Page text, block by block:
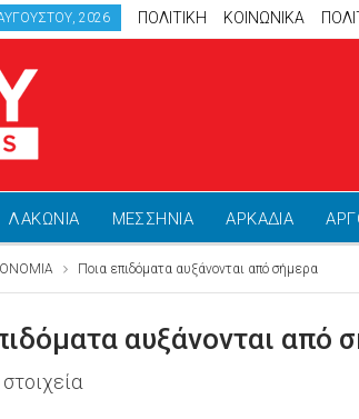
2026 ΠΟΛΙΤΙΚΗ ΚΟΙΝΩΝΙΚΑ
ΛΑΚΩΝΙΑ ΜΕΣΣΗΝΙΑ ΑΡΚΑΔΙΑ
Ποια επιδόματα αυξάνονται από σήμερα
αυξάνονται από